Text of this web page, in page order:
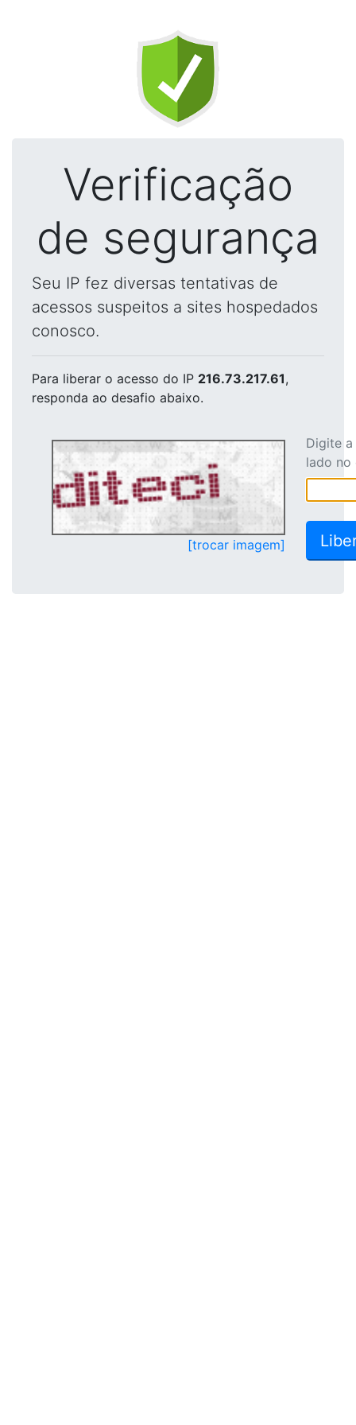
Verificação
de segurança
Seu IP fez diversas tentativas de
acessos suspeitos a sites hospedados
conosco.
Para liberar o acesso do IP 216.73.217.61,
responda ao desafio abaixo.
[trocar imagem]
Digite
lado no